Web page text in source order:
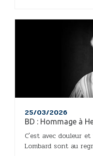
25/03/2026
BD : Hommage à
C'est avec douleur
Lombard sont au